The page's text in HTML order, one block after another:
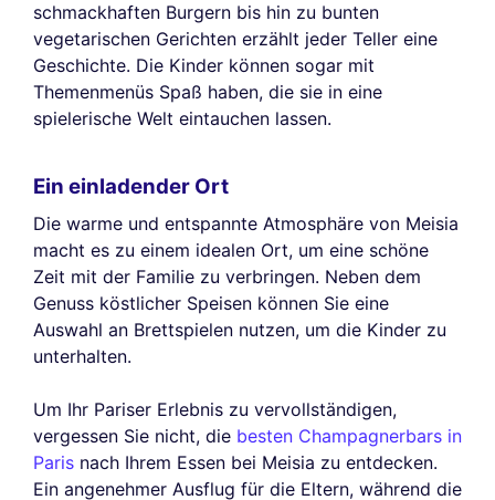
schmackhaften Burgern bis hin zu bunten
vegetarischen Gerichten erzählt jeder Teller eine
Geschichte. Die Kinder können sogar mit
Themenmenüs Spaß haben, die sie in eine
spielerische Welt eintauchen lassen.
Ein einladender Ort
Die warme und entspannte Atmosphäre von Meisia
macht es zu einem idealen Ort, um eine schöne
Zeit mit der Familie zu verbringen. Neben dem
Genuss köstlicher Speisen können Sie eine
Auswahl an Brettspielen nutzen, um die Kinder zu
unterhalten.
Um Ihr Pariser Erlebnis zu vervollständigen,
vergessen Sie nicht, die besten Champagnerbars in
Paris nach Ihrem Essen bei Meisia zu entdecken.
Ein angenehmer Ausflug für die Eltern, während die